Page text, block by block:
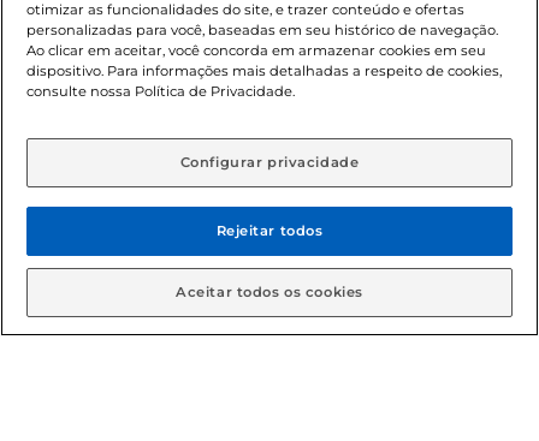
sofrer alterações sem prévia notificação. Proibida a venda
de bebidas alcoólicas para menores de 18 anos, conforme
Lei n.º 8069/90, art. 81, inciso II (Estatuto da Criança e do
Adolescente). Preços e condições exclusivos para o
aviso prévio. O valor mínimo para as compras on-line é de
© 2026 Copyright. Todos os direitos
reservados Gbarbosa.
otimizar as funcionalidades do site, e trazer conteúdo e ofertas
personalizadas para você, baseadas em seu histórico de navegação.
Ao clicar em aceitar, você concorda em armazenar cookies em seu
dispositivo. Para informações mais detalhadas a respeito de cookies,
consulte nossa Política de Privacidade.
Configurar privacidade
Rejeitar todos
Aceitar todos os cookies